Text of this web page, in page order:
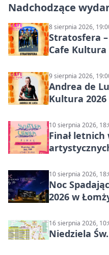
Nadchodzące
8 sierpnia 2026,
Stratosfera
Cafe Kultura
9 sierpnia 2026,
Andrea de
Kultura 2026
10 sierpnia 2026,
Finał
10 sierpnia 2026,
Noc
2026 w
16 sierpnia 2026,
Niedziela